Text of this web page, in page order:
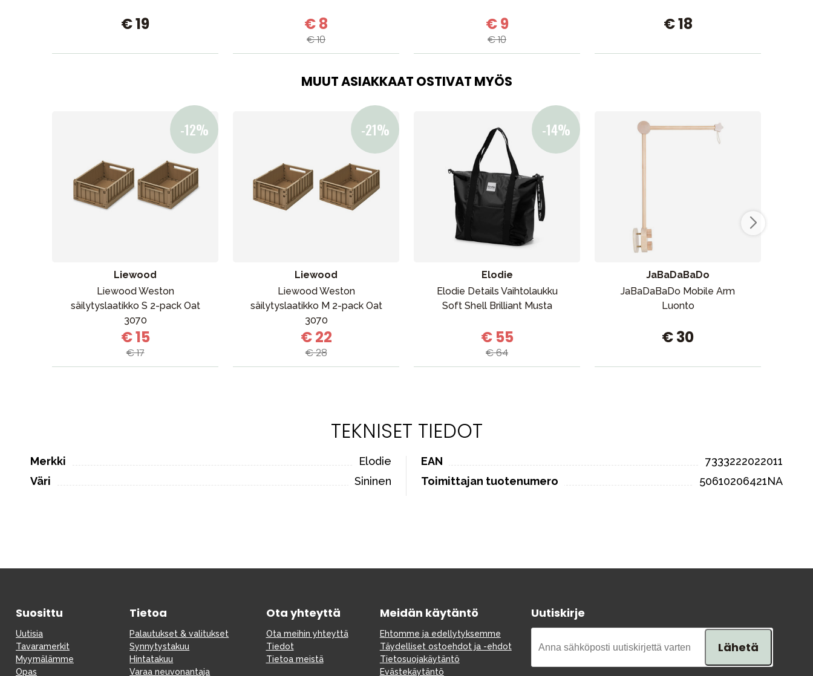
€ 19 € 8
€ 10
€ 9
€ 10
€ 18
MUUT ASIAKKAAT OSTIVAT MYÖS
Liewood
Liewood Weston
säilytyslaatikko S 2-pack Oat
3070
€ 15
€ 17
Liewood
Liewood Weston
säilytyslaatikko M 2-pack Oat
3070
€ 22
€ 28
Elodie
Elodie Details Vaihtolaukku
Soft Shell Brilliant Musta
€ 55
€ 64
JaBaDaBaDo
JaBaDaBaDo Mobile Arm
Luonto
€ 30
TEKNISET TIEDOT
Merkki
Elodie
Väri
Sininen
EAN
7333222022011
Toimittajan tuotenumero
50610206421NA
Suosittu
Uutisia
Tavaramerkit
Myymälämme
Opas
Tietoa
Palautukset & valitukset
Synnytystakuu
Hintatakuu
Varaa neuvonantaja
Ota yhteyttä
Ota meihin yhteyttä
Tiedot
Tietoa meistä
Meidän käytäntö
Ehtomme ja edellytyksemme
Täydelliset ostoehdot ja -ehdot
Tietosuojakäytäntö
Evästekäytäntö
Uutiskirje
Lähetä